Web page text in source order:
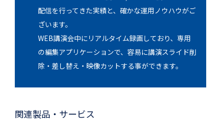
配信を行ってきた実績と、確かな運用ノウハウがご
ざいます。
WEB講演会中にリアルタイム録画しており、専用
の編集アプリケーションで、容易に講演スライド削
除・差し替え・映像カットする事ができます。​
関連製品・サービス